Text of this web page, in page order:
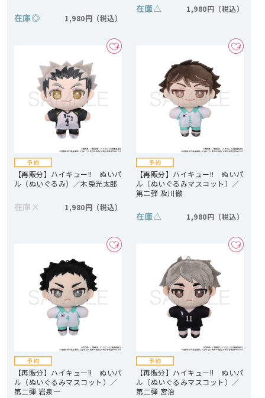
在庫◎ 1,980円
在庫△ 1,980円
【再販分】ハイキュー!! ぬいパ
ル（ぬいぐるみ）／木兎光太郎
在庫 × 1,980円
【再販分】ハイキュー!! ぬいパ
ル（ぬいぐるみマスコット）／
第二弾 及川徹
在庫△ 1,980円
【再販分】ハイキュー!! ぬいパ
ル（ぬいぐるみマスコット）／
第二弾 岩泉一
【再販分】ハイキュー!! ぬいパ
ル（ぬいぐるみマスコット）／
第二弾 宮治